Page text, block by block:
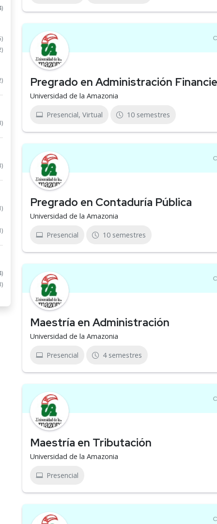
Pregrado en Administración
Universidad de la Amazonia
Presencial, Virtual 10 semestres
Pregrado en Contaduría Pública
Universidad de la Amazonia
Presencial 10 semestres
Maestría en Administración
Universidad de la Amazonia
Presencial 4 semestres
Maestría en Tributación
Universidad de la Amazonia
Presencial